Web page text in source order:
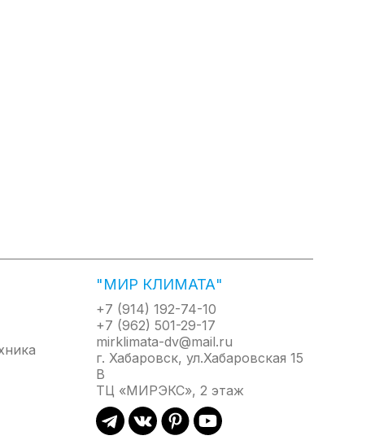
Тепловые пушки жидкотопливные
Тепловые пушки газовые
Инфракрасные обогреватели ламповые
Сушилки для рук
Электрокамины
Инфракрасные обогреватели газовые
"МИР КЛИМАТА"
+7 (914) 192-74-10
+7 (962) 501-29-17
mirklimata-dv@mail.ru
г. Хабаровск, ул.Хабаровская 15
В
ТЦ «МИРЭКС», 2 этаж